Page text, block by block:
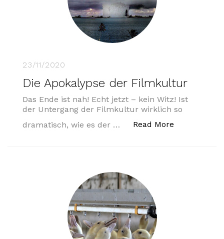
23/11/2020
Die Apokalypse der Filmkultur
Das Ende ist nah! Echt jetzt – kein Witz! Ist
der Untergang der Filmkultur wirklich so
dramatisch, wie es der …
Read More